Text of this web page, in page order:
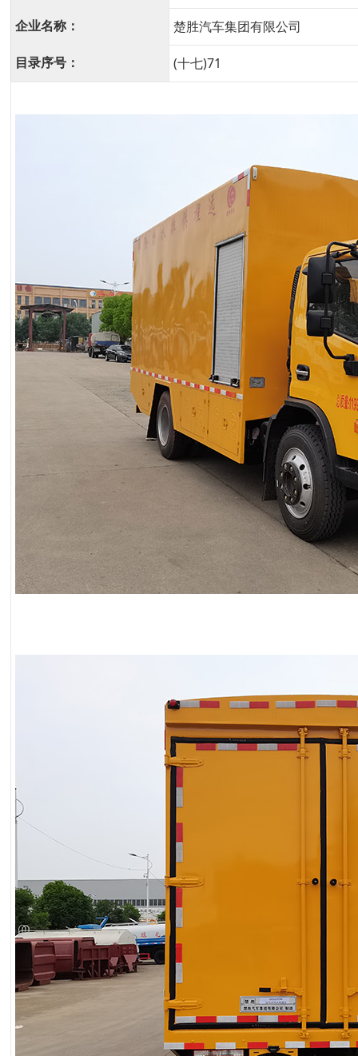
企业名称： 楚胜汽车集团有限公司
目录序号： (十七)71